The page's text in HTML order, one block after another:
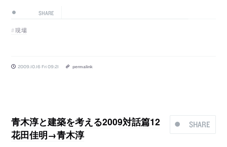
SHARE
現場
2009.10.16 Fri 09:21 permalink
SHARE
青木淳と建築を考える2009対話篇12
花田佳明→青木淳